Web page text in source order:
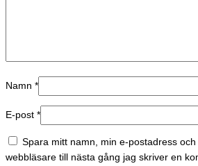
Namn *
E-post *
Spara mitt namn, min e-postadress
webbläsare till nästa gång jag skriver en